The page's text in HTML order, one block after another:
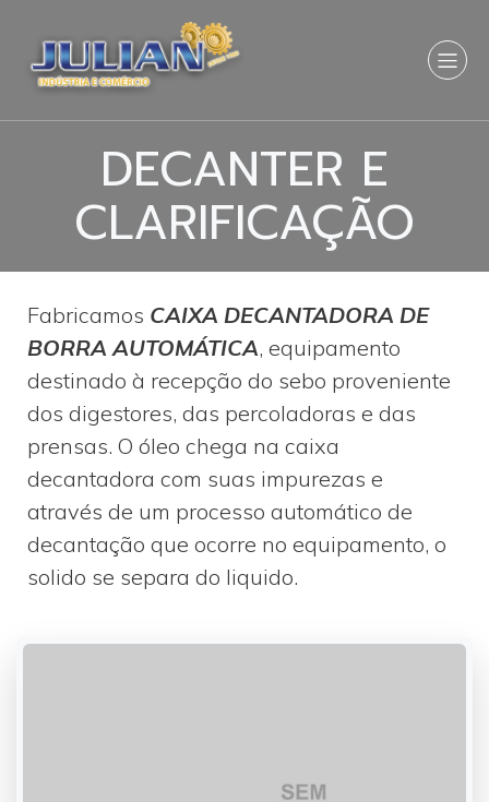
DECANTER E
CLARIFICAÇÃO
Fabricamos CAIXA DECANTADORA DE
BORRA AUTOMÁTICA, equipamento
destinado à recepção do sebo proveniente
dos digestores, das percoladoras e das
prensas. O óleo chega na caixa
decantadora com suas impurezas e
através de um processo automático de
decantação que ocorre no equipamento, o
solido se separa do liquido.